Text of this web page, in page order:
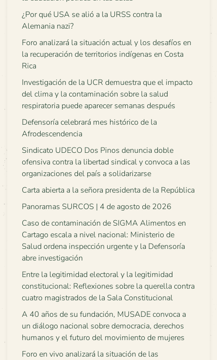
¿Por qué USA se alió a la URSS contra la
Alemania nazi?
Foro analizará la situación actual y los desafíos en
la recuperación de territorios indígenas en Costa
Rica
Investigación de la UCR demuestra que el impacto
del clima y la contaminación sobre la salud
respiratoria puede aparecer semanas después
Defensoría celebrará mes histórico de la
Afrodescendencia
Sindicato UDECO Dos Pinos denuncia doble
ofensiva contra la libertad sindical y convoca a las
organizaciones del país a solidarizarse
Carta abierta a la señora presidenta de la República
Panoramas SURCOS | 4 de agosto de 2026
Caso de contaminación de SIGMA Alimentos en
Cartago escala a nivel nacional: Ministerio de
Salud ordena inspección urgente y la Defensoría
abre investigación
Entre la legitimidad electoral y la legitimidad
constitucional: Reflexiones sobre la querella contra
cuatro magistrados de la Sala Constitucional
A 40 años de su fundación, MUSADE convoca a
un diálogo nacional sobre democracia, derechos
humanos y el futuro del movimiento de mujeres
Foro en vivo analizará la situación de las